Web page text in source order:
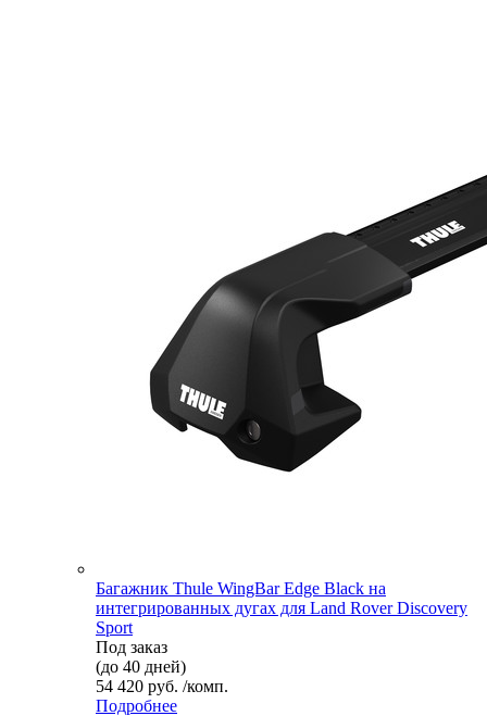
Багажник Thule WingBar Edge Black на
интегрированных дугах для Land Rover Discovery
Sport
Под заказ
(до 40 дней)
54 420 руб. /комп.
Подробнее